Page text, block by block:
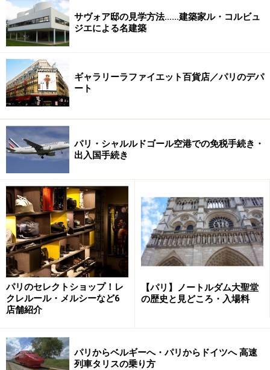
そう。
そして、童話の世界を見ているような不思議な気分にな
る「貴婦人と一角獣」は、6枚からなるタペストリー。
これは、15世紀末のもので、「味覚」「視覚」「嗅覚」
「触覚」「聴覚」、そして「我が唯一の望み」という人
そうです。6枚のタペストリーはすべて、若い貴婦人を
挟んで常に一角獣が左に、獅子が右にというポジション
になっています。
どのタピストリーも、何を伝えたいのかじっくりと魅入
ってしまう貴重なもの。他にも彫刻、中世十字軍のアク
セサリーや生活道具などが展示されており、その都度特
別展も開催されているので、充実した時間が過ごせま
す。
■クリュニー美術館
TEL：01 53 73 78 00 ／ 01 53 73 78 16
開館時間：9:15-17:45（火曜、1/1、５/1、12/25休館）
ホームページ：クリュニー美術館
サヴォア邸の見学方法……建築家ル・コルビュ
ジエによる名建築
ギャラリーラファイエット百貨店／パリのデパ
ート
パリ・シャルルドゴール空港での免税手続き・
出入国手続き
パリのセレクトショップ！レ
クレルール・メルシーなど6
店舗紹介
【パリ】ノートルダム大聖堂
の歴史と見どころ・入場料
パリからベルギーへ・パリからドイツへ 高速
列車タリスの乗り方